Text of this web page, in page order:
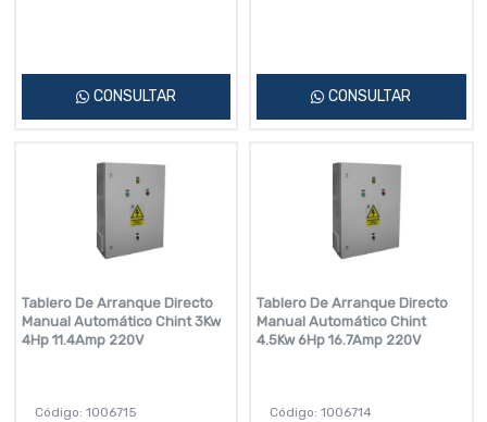
CONSULTAR CONSULTAR
Tablero De Arranque Directo
Manual Automático Chint 3Kw
4Hp 11.4Amp 220V
Código: 1006715
Tablero De Arranque Directo
Manual Automático Chint
4.5Kw 6Hp 16.7Amp 220V
Código: 1006714